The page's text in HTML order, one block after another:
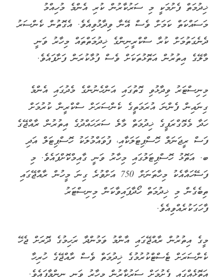
ޚިދުމަތް ފެށުމަކީ މި ސަރުކާރުން ކުރި އެންމެ މުހިއްމު
މަސައްކަތް ކަމަށް ވެސް އޭނާ ވިދާޅުވިއެވެ. އެގޮތުން ކެންސަރު
ދެނެގަތުމަށް ކުރާ ސްކްރީނިންގެ ޚިދުމަތްތައް މިހާރު ވަނީ
މާލޭގެ އިތުރުން އަތޮޅުތަކަށް ވެސް ފުޅާކުރަން ފަށާފައެވެ.
މިނިސްޓަރު ވިދާޅުވި ގޮތުގައި އަންހެނުންގެ މެދުގައި އެންމެ
ގިނައިން ފެންނަ އުރަމަތީގެ ކެންސަރަށް ސްކްރީން ކުރުމަށް
ހަދާ މެމޮގްރަފީގެ ޚިދުމަތް މާލެ ސަރަހައްދުގެ އިތުރުން ރާއްޖޭގެ
ފަސް ރީޖަނަލް ހޮސްޕިޓަލަކާއި، ފުވައްމުލަކު ހޮސްޕިޓަލް އަދި
ބ. އަތޮޅު ހޮސްޕިޓަލުގައި މިހާރު ވަނީ ގާއިމްކޮށްފައެވެ. މި
ފަސޭހައާއެކު މިހާތަނަށް 750 އަށްވުރެ ގިނަ މީހުން ރާއްޖޭގައި
ތިބެގެން މި ޚިދުމަތް ހޯދާފައިވާކަން މިނިސްޓަރު
ފާހަގަކުރެއްވިއެވެ.
މީގެ އިތުރުން ރާއްޖޭގައި އާންމު ވަމުންދާ ރަހިމުގެ ދޮރަށް ޖެހޭ
ކެންސަރަށް ޓެސްޓްކުރުމުގެ ޚިދުމަތް ވެސް ރާއްޖޭގެ ހުރިހާ